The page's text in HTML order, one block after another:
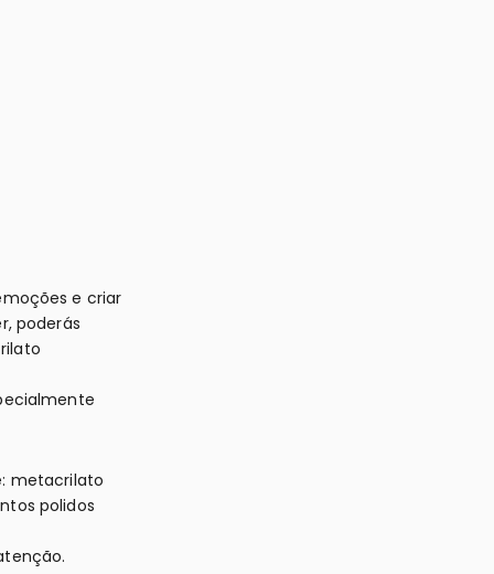
e criar
poderás
metacrilato
polidos